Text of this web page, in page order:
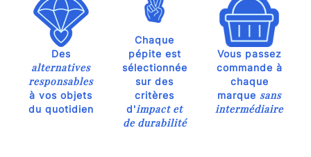
Des
alternatives
responsables
à vos objets
du quotidien
Chaque
pépite est
sélectionnée
sur des
critères
d'impact et
de durabilité
Vous passez
commande à
chaque
marque sans
intermédiaire